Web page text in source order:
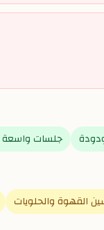
جلسات واسعة
القهوة والحلويات